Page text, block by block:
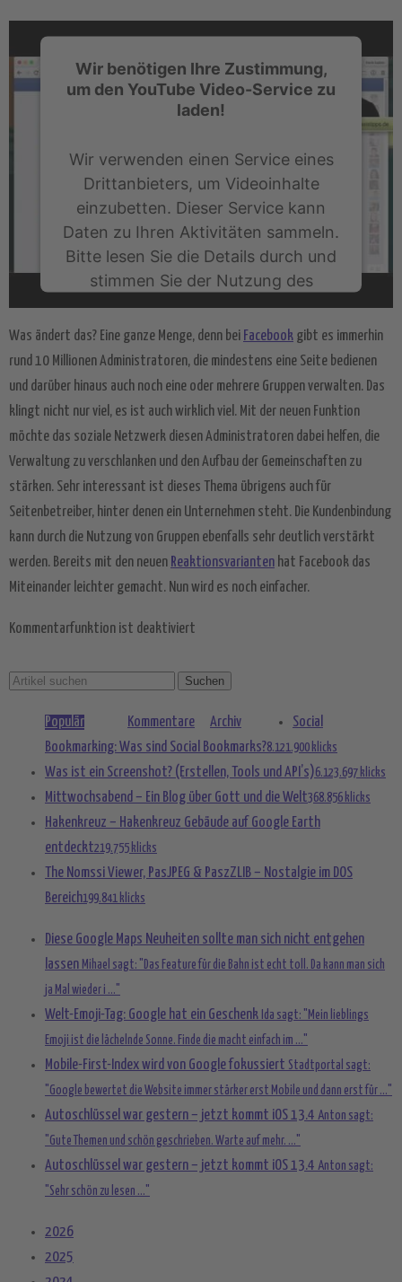
Wir benötigen Ihre Zustimmung,
um den YouTube Video-Service zu
laden!
Wir verwenden einen Service eines
Drittanbieters, um Videoinhalte
einzubetten. Dieser Service kann
Daten zu Ihren Aktivitäten sammeln.
Bitte lesen Sie die Details durch und
stimmen Sie der Nutzung des
Service zu, um dieses Video
anzusehen.
Mehr Informationen
Akzeptieren
powered byUsercentrics Consent
Management Platform
&eRecht24
Was ändert das? Eine ganze Menge, denn bei Facebook gibt es immerhin
rund 10 Millionen Administratoren, die mindestens eine Seite bedienen
und darüber hinaus auch noch eine oder mehrere Gruppen verwalten. Das
klingt nicht nur viel, es ist auch wirklich viel. Mit der neuen Funktion
möchte das soziale Netzwerk diesen Administratoren dabei helfen, die
Verwaltung zu verschlanken und den Aufbau der Gemeinschaften zu
stärken. Sehr interessant ist dieses Thema übrigens auch für
Seitenbetreiber, hinter denen ein Unternehmen steht. Die Kundenbindung
kann durch die Nutzung von Gruppen ebenfalls sehr deutlich verstärkt
werden. Bereits mit den neuen Reaktionsvarianten hat Facebook das
Miteinander leichter gemacht. Nun wird es noch einfacher.
Kommentarfunktion ist deaktiviert
Populär Kommentare Archiv
Social
Bookmarking: Was sind Social Bookmarks?8.121.900 klicks
Was ist ein Screenshot? (Erstellen, Tools und API’s)6.123.697 klicks
Mittwochsabend – Ein Blog über Gott und die Welt368.856 klicks
Hakenkreuz – Hakenkreuz Gebäude auf Google Earth
entdeckt219.755 klicks
The Nomssi Viewer, PasJPEG & PaszZLIB – Nostalgie im DOS
Bereich199.841 klicks
Diese Google Maps Neuheiten sollte man sich nicht entgehen
lassen Mihael sagt: "Das Feature für die Bahn ist echt toll. Da kann man sich
ja Mal wieder i ..."
Welt-Emoji-Tag: Google hat ein Geschenk Ida sagt: "Mein lieblings
Emoji ist die lächelnde Sonne. Finde die macht einfach im ..."
Mobile-First-Index wird von Google fokussiert Stadtportal sagt:
"Google bewertet die Website immer stärker erst Mobile und dann erst für ..."
Autoschlüssel war gestern – jetzt kommt iOS 13.4 Anton sagt:
"Gute Themen und schön geschrieben. Warte auf mehr. ..."
Autoschlüssel war gestern – jetzt kommt iOS 13.4 Anton sagt:
"Sehr schön zu lesen ..."
2026
2025